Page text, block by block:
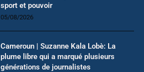
sport et pouvoir
05/08/2026
Cameroun | Suzanne Kala Lobè: La
plume libre qui a marqué plusieurs
générations de journalistes